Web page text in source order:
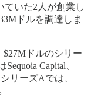
ていた2人が創業し
ドルを調達しま
ドルのシリー
Capital、
リーズAでは、